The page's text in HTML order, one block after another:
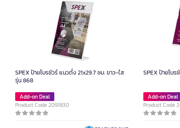
SPEX ป้ายโบรชัวร์ แนวตั้ง 21x29.7 ซม. ขาว-ใส
รุ่น 868
Add-on Deal
Product Code 2091830
SPEX ป้ายโบ
Add-on Deal
Product Code